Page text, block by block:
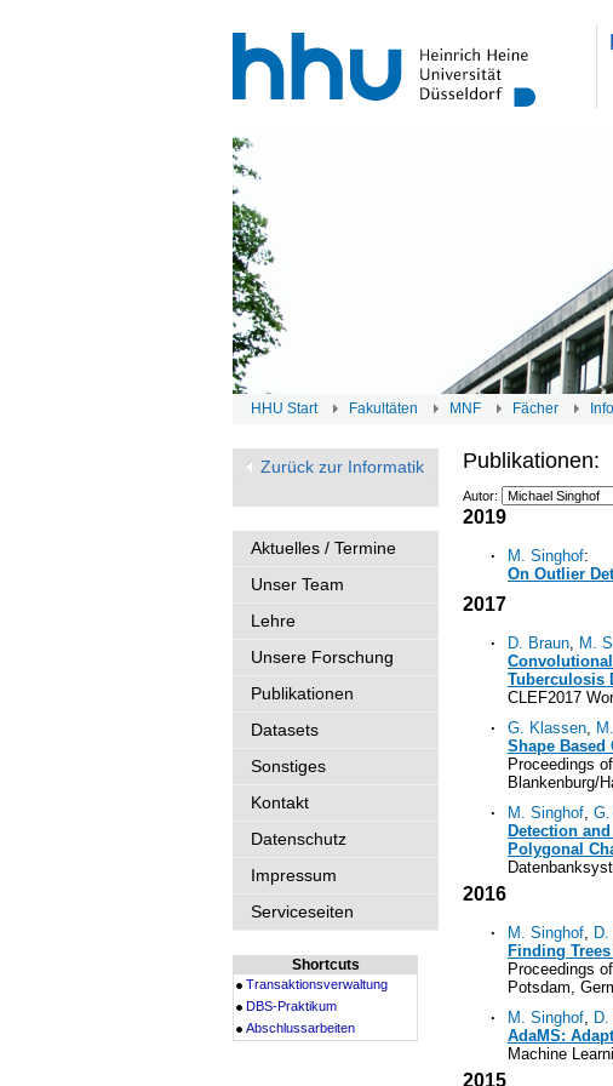
HHU Start Fakultäten MNF Fächer
Zurück zur Informatik
Aktuelles / Termine
Unser Team
Lehre
Unsere Forschung
Publikationen
Datasets
Sonstiges
Kontakt
Datenschutz
Impressum
Serviceseiten
Shortcuts
Transaktionsverwaltung
DBS-Praktikum
Abschlussarbeiten
Publikationen:
Autor:
2019
· M. Singhof:
On Outlier
2017
· D. Braun, M.
Tuberculosis
CLEF2017
·
G. Klassen,
Shape
Proceedings
Blankenburg/
·
M. Singhof,
Detection
Polygonal
2016
· M. Singhof,
Finding
Proceedings
Potsdam,
·
M. Singhof,
AdaMS:
Machine
2015